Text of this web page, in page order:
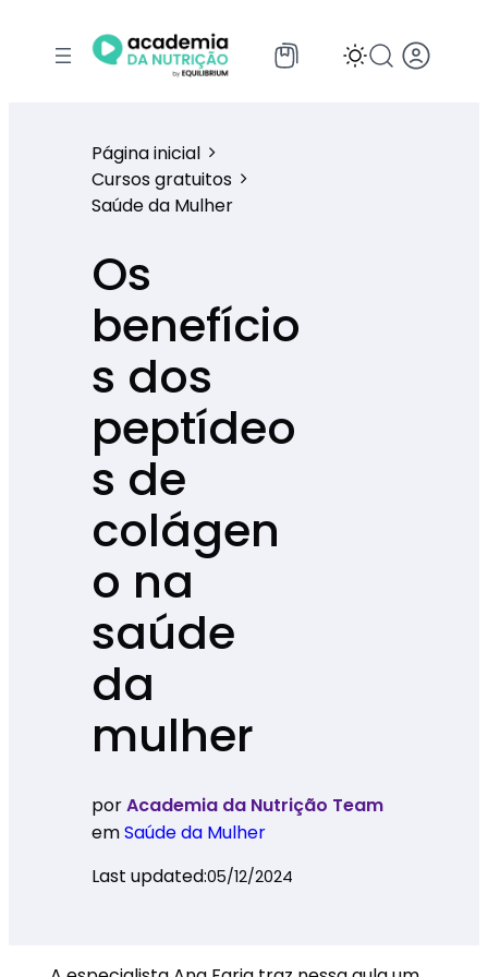
Página inicial
Cursos gratuitos
Saúde da Mulher
Os
benefício
s dos
peptídeo
s de
colágen
o na
saúde
da
mulher
porAcademia da Nutrição Team
emSaúde da Mulher
Last updated:05/12/2024